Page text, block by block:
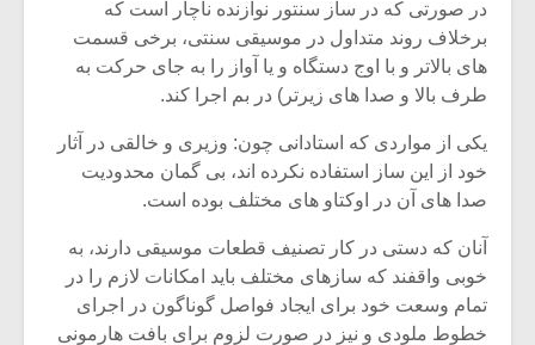
در صورتی که در ساز سنتور نوازنده ناچار است که
برخلاف روند متداول در موسیقی سنتی، برخی قسمت
های بالاتر و با اوج دستگاه و یا آواز را به جای حرکت به
طرف بالا و صدا های زیرتر) در بم اجرا کند.
یکی از مواردی که استادانی چون: وزیری و خالقی در آثار
خود از این ساز استفاده نکرده اند، بی گمان محدودیت
صدا های آن در اوکتاو های مختلف بوده است.
آنان که دستی در کار تصنیف قطعات موسیقی دارند، به
خوبی واقفند که سازهای مختلف باید امکانات لازم را در
تمام وسعت خود برای ایجاد فواصل گوناگون در اجرای
خطوط ملودی و نیز در صورت لزوم برای بافت هارمونی
میکلوش روژا
یادداشتی بر موسیقی
متن فیلم «متری
شیش و نیم»
اگر نمی توانی
مشهورترین باشی،
بدنام ترین باش
دوره
موسیقی